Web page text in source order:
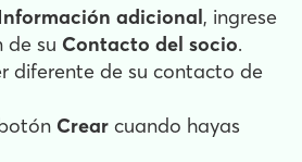
adicional, ingrese
de su Contacto del socio.
diferente de su contacto de
Crear cuando hayas